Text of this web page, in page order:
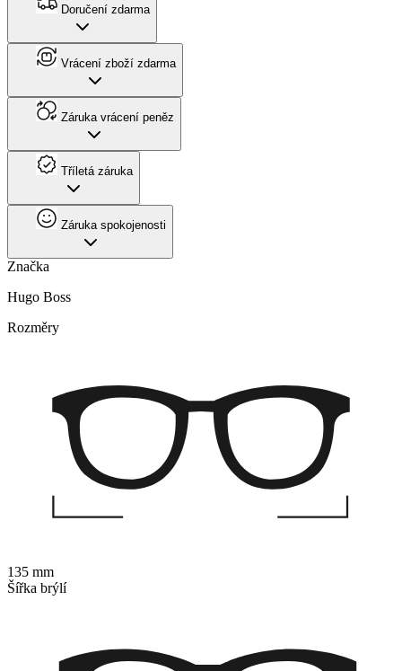
Doručení zdarma
Vrácení zboží zdarma
Záruka vrácení peněz
Tříletá záruka
Záruka spokojenosti
Značka
Hugo Boss
Rozměry
135 mm
Šířka brýlí